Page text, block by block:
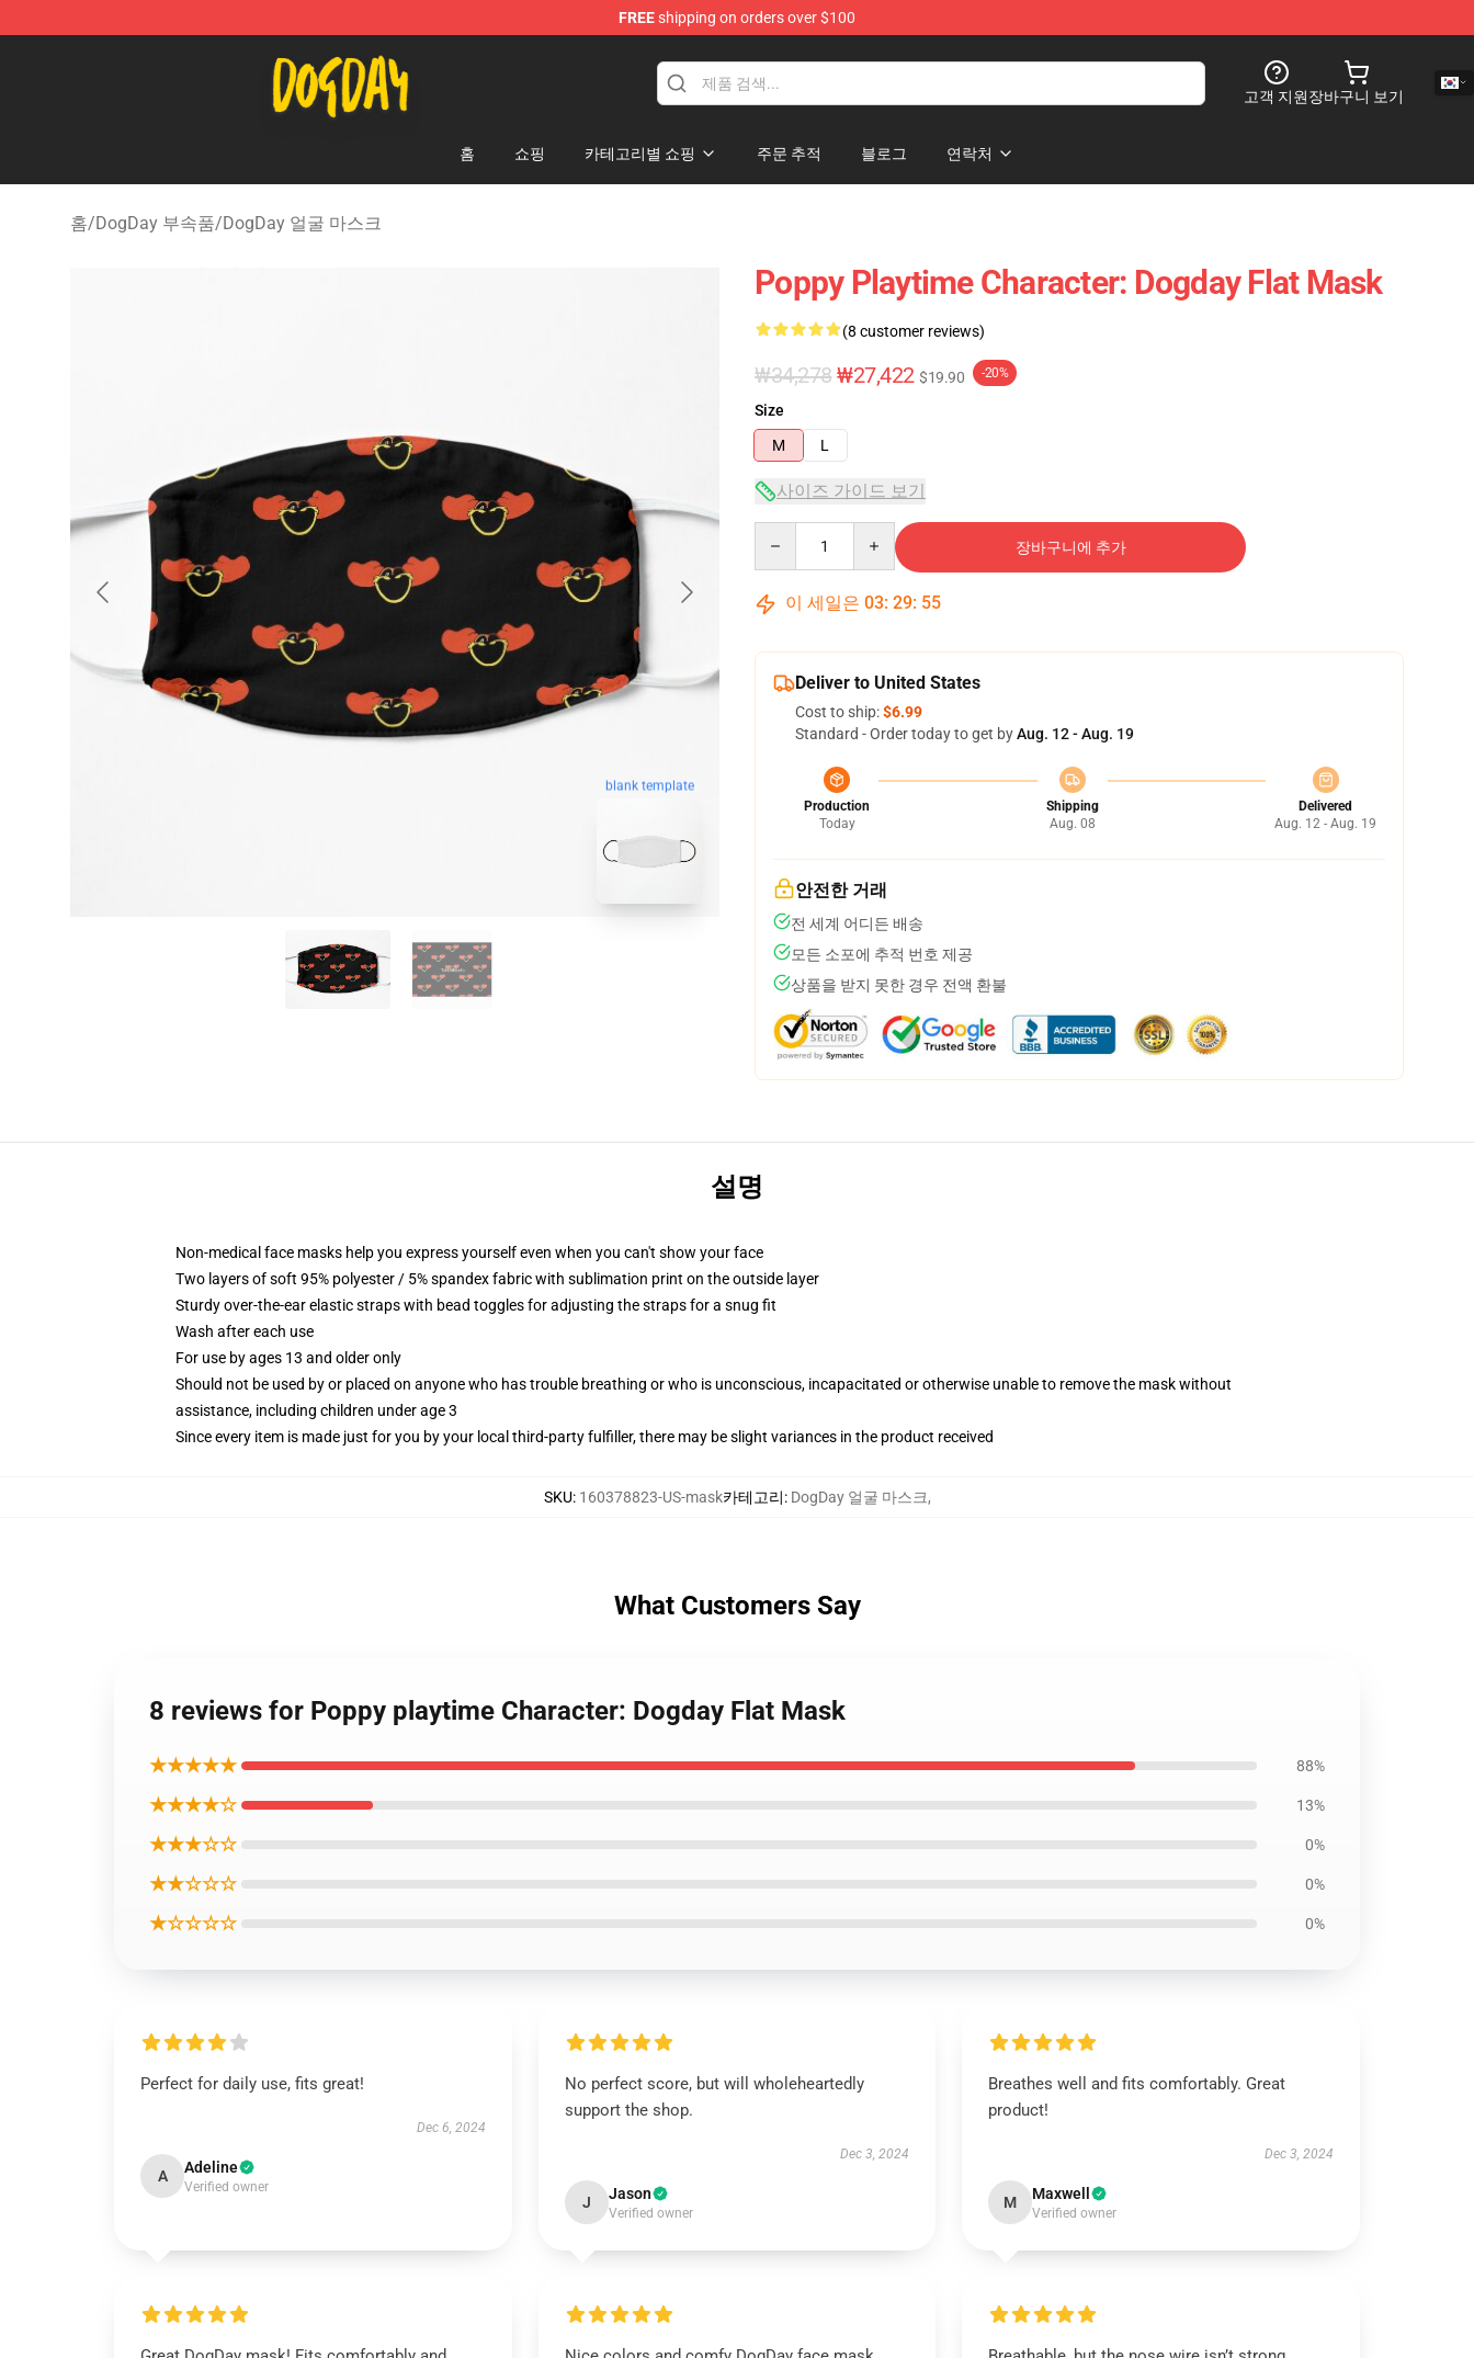
FREEshipping on orders over $100
DogDay Store - Official DogDay Merchandise Shop
고객 지원장바구니 보기
홈 쇼핑 카테고리별 쇼핑 주문 추적 블로그 연락처
홈/DogDay 부속품/DogDay 얼굴 마스크
blank template
Poppy Playtime Character: Dogday Flat Mask
(8 customer reviews)
₩34,278₩27,422 $19.90 -20%
Size
M
L
사이즈 가이드 보기
장바구니에 추가
이 세일은 03: 29: 54
Deliver to United States
Cost to ship:$6.99
Standard - Order today to get byAug. 12 - Aug. 19
Production
Today
Shipping
Aug. 08
Delivered
Aug. 12 - Aug. 19
안전한 거래
전 세계 어디든 배송
모든 소포에 추적 번호 제공
상품을 받지 못한 경우 전액 환불
설명
Non-medical face masks help you express yourself even when you can't show your face
Two layers of soft 95% polyester / 5% spandex fabric with sublimation print on the outside layer
Sturdy over-the-ear elastic straps with bead toggles for adjusting the straps for a snug fit
Wash after each use
For use by ages 13 and older only
Should not be used by or placed on anyone who has trouble breathing or who is unconscious, incapacitated or otherwise unable to remove the mask without
assistance, including children under age 3
Since every item is made just for you by your local third-party fulfiller, there may be slight variances in the product received
SKU: 160378823-US-mask카테고리: DogDay 얼굴 마스크,
What Customers Say
8 reviews for Poppy playtime Character: Dogday Flat Mask
★★★★★ 88%
★★★★☆ 13%
★★★☆☆ 0%
★★☆☆☆ 0%
★☆☆☆☆ 0%
Perfect for daily use, fits great!
Dec 6, 2024
A Adeline
Verified owner
No perfect score, but will wholeheartedly
support the shop.
Dec 3, 2024
J Jason
Verified owner
Breathes well and fits comfortably. Great
product!
Dec 3, 2024
M Maxwell
Verified owner